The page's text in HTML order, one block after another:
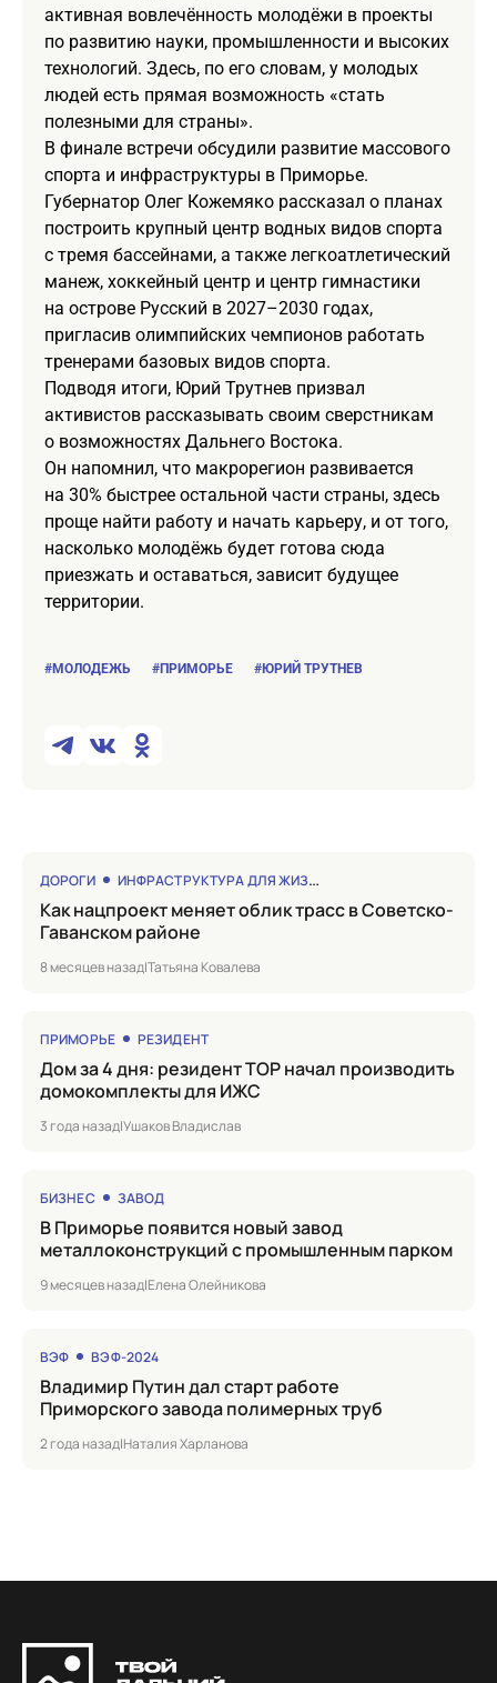
активная вовлечённость молодёжи в проекты
по развитию науки, промышленности и высоких
технологий. Здесь, по его словам, у молодых
людей есть прямая возможность «стать
полезными для страны».
В финале встречи обсудили развитие массового
спорта и инфраструктуры в Приморье.
Губернатор Олег Кожемяко рассказал о планах
построить крупный центр водных видов спорта
с тремя бассейнами, а также легкоатлетический
манеж, хоккейный центр и центр гимнастики
на острове Русский в 2027–2030 годах,
пригласив олимпийских чемпионов работать
тренерами базовых видов спорта.
Подводя итоги, Юрий Трутнев призвал
активистов рассказывать своим сверстникам
о возможностях Дальнего Востока.
Он напомнил, что макрорегион развивается
на 30% быстрее остальной части страны, здесь
проще найти работу и начать карьеру, и от того,
насколько молодёжь будет готова сюда
приезжать и оставаться, зависит будущее
территории.
#МОЛОДЕЖЬ #ПРИМОРЬЕ #ЮРИЙ ТРУТНЕВ
ДОРОГИ ИНФРАСТРУКТУРА ДЛЯ ЖИЗНИ
Как нацпроект меняет облик трасс в Советско-
Гаванском районе
8 месяцев назад|Татьяна Ковалева
ПРИМОРЬЕ РЕЗИДЕНТ
Дом за 4 дня: резидент ТОР начал производить
домокомплекты для ИЖС
3 года назад|Ушаков Владислав
БИЗНЕС ЗАВОД
в Приморье появится новый завод
металлоконструкций с промышленным парком
9 месяцев назад|Елена Олейникова
ВЭФ ВЭФ-2024
Владимир Путин дал старт работе
Приморского завода полимерных труб
2 года назад|Наталия Харланова